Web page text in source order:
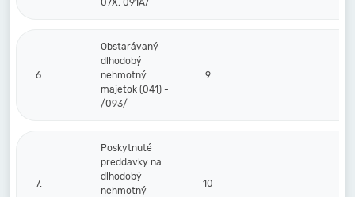
07X, 091A/
6.
Obstarávaný
dlhodobý
nehmotný
majetok (041) -
/093/
9
7.
Poskytnuté
preddavky na
dlhodobý
nehmotný
10